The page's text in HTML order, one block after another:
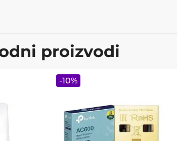
proizvodi
-10%